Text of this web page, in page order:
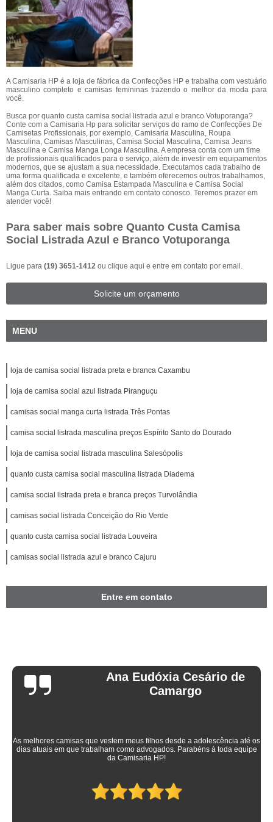
A Camisaria HP é a loja de fábrica da Confecções HP e trabalha com vestuário
masculino completo e camisas femininas trazendo o melhor da moda para
você.
Busca por quanto custa camisa social listrada azul e branco Votuporanga?
Conte com a Camisaria Hp para solicitar serviços do ramo de Confecções De
Camisetas Profissionais, por exemplo, Camisaria Masculina, Roupa
Masculina, Camisas Masculinas, Camisa Social Masculina, Camisa Jeans
Masculina e Camisa Manga Longa Masculina. A empresa conta com um time
de profissionais qualificados para o serviço, além de investir em equipamentos
modernos, que se ajustam a sua necessidade. Executamos cada trabalho de
uma forma qualificada e excelente, e também oferecemos outros trabalhamos,
além dos citados, como Camisa Estampada Masculina e Camisa Social
Manga Curta. Saiba mais entrando em contato conosco. Teremos prazer em
atender você!
Para saber mais sobre Quanto Custa Camisa
Social Listrada Azul e Branco Votuporanga
Ligue para (19) 3651-1412 ou clique aqui e entre em contato por email.
Solicite um orçamento
MENU
loja de camisa social listrada preta e branca Caxambu
loja de camisa social azul listrada Piranguçu
camisas social manga curta listrada Três Pontas
camisa social listrada masculina preços Espírito Santo do Dourado
loja de camisa social listrada masculina Salesópolis
quanto custa camisa social masculina listrada Diadema
camisa social listrada preta e branca preços Turvolândia
camisas social listrada Conceição do Rio Verde
quanto custa camisa social listrada Louveira
camisas social listrada azul e branco Cajuru
Entre em contato
Ana Eudóxia Cesário de
Camargo
As melhores camisas que vestem meus filhos desde a adolescência até os
dias atuais em que trabalham como advogados. Parabéns à toda equipe
da Camisaria HP!